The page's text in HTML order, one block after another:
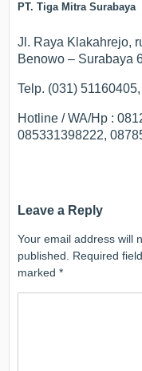
PT. Tiga Mitra Surabaya
Jl. Raya Klakahrejo,
Benowo – Surabaya
Telp. (031) 51160405,
Hotline / WA/Hp :
085331398222,
Leave a Reply
Your email address will
published.
Required
marked*